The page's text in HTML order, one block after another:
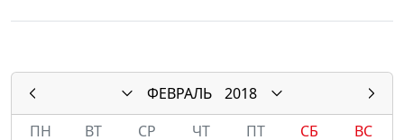
ФЕВРАЛЬ
2018
ПН
ВТ СР ЧТ ПТ СБ
ВС